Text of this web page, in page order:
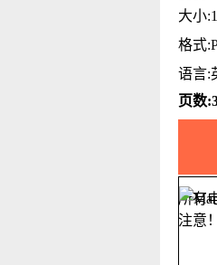
大小
格式
语言:
页数
所有
注意